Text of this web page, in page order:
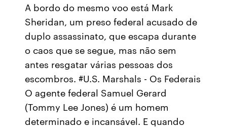
A bordo do mesmo voo está Mark
Sheridan, um preso federal acusado de
duplo assassinato, que escapa durante
o caos que se segue, mas não sem
antes resgatar várias pessoas dos
escombros. #U.S. Marshals - Os Federais
O agente federal Samuel Gerard
(Tommy Lee Jones) é um homem
determinado e incansável. E quando